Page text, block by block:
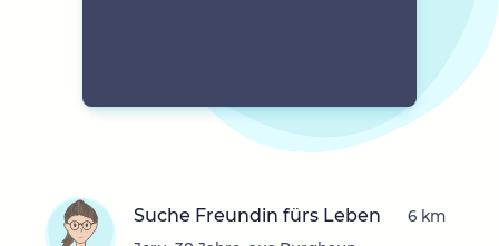
Suche Freundin fürs Leben 6 km